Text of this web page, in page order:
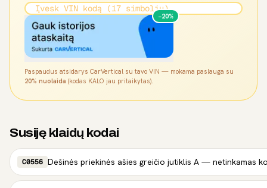
−20%
Paspaudus atsidarys CarVertical su tavo VIN — mokama paslauga su
20% nuolaida (kodas KALO jau pritaikytas).
Susiję klaidų kodai
C0556 Dešinės priekinės ašies greičio jutiklis A — netinkamas